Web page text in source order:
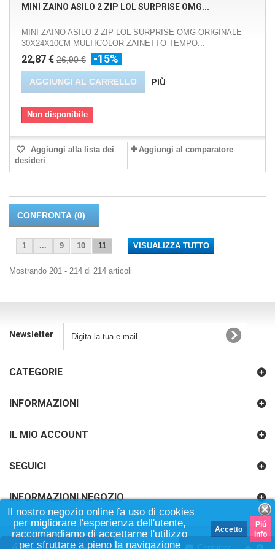
Il nostro negozio online fa uso di cookies
per migliorare l'esperienza dell'utente,
raccomandiamo di accettarne l'utilizzo
per sfruttare a pieno la navigazione
Accetto
Piú
info
MINI ZAINO ASILO 2 ZIP LOL SURPRISE OMG...
MINI ZAINO ASILO 2 ZIP LOL SURPRISE OMG ORIGINALE
30X24X10CM MULTICOLOR ZAINETTO TEMPO...
22,87 € 26,90 € -15%
AGGIUNGI AL CARRELLO PIÙ
Non disponibile
Aggiungi alla lista dei
desideri
Aggiungi al comparatore
CONFRONTA (0)
VISUALIZZA TUTTO
1 ... 9 10 11
Mostrando 201 - 214 di 214 articoli
Newsletter
CATEGORIE
INFORMAZIONI
IL MIO ACCOUNT
SEGUICI
INFORMAZIONI NEGOZIO